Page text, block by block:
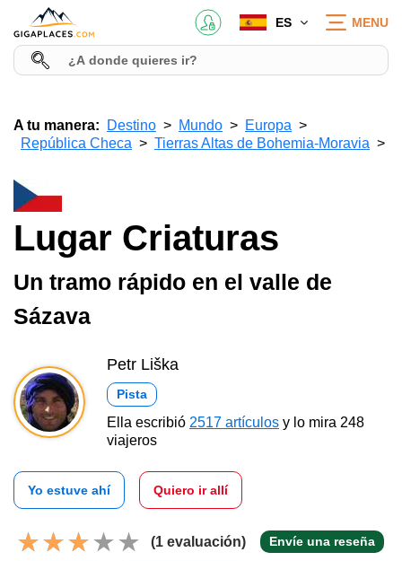
ES MENU
A tu manera: Destino Mundo
Europa
República Checa
Tierras Altas de Bohemia-Moravia
Lugar Criaturas
Un tramo rápido en el valle de
Sázava
Petr Liška
Pista
Ella escribió 2517 artículos y lo mira 248
viajeros
Yo estuve ahí Quiero ir allí
(1 evaluación) Envíe una reseña